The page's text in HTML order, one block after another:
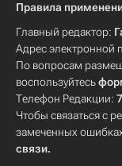
Правила
Главный редактор:
Адрес электронной
По вопросам
воспользуйтесь
Телефон Редакции:
Чтобы связаться с
замеченных
связи.